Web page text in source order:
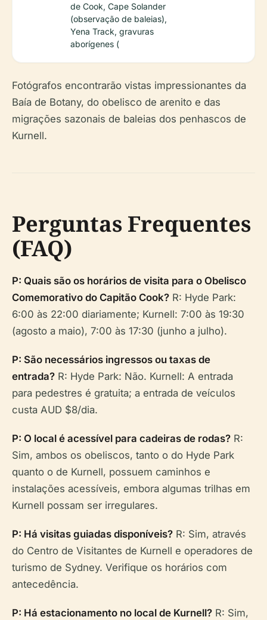
de Cook, Cape Solander
(observação de baleias),
Yena Track, gravuras
aborígenes (
Fotógrafos encontrarão vistas impressionantes da
Baía de Botany, do obelisco de arenito e das
migrações sazonais de baleias dos penhascos de
Kurnell.
Perguntas Frequentes
(FAQ)
P: Quais são os horários de visita para o Obelisco
Comemorativo do Capitão Cook? R: Hyde Park:
6:00 às 22:00 diariamente; Kurnell: 7:00 às 19:30
(agosto a maio), 7:00 às 17:30 (junho a julho).
P: São necessários ingressos ou taxas de
entrada? R: Hyde Park: Não. Kurnell: A entrada
para pedestres é gratuita; a entrada de veículos
custa AUD $8/dia.
P: O local é acessível para cadeiras de rodas? R:
Sim, ambos os obeliscos, tanto o do Hyde Park
quanto o de Kurnell, possuem caminhos e
instalações acessíveis, embora algumas trilhas em
Kurnell possam ser irregulares.
P: Há visitas guiadas disponíveis? R: Sim, através
do Centro de Visitantes de Kurnell e operadores de
turismo de Sydney. Verifique os horários com
antecedência.
P: Há estacionamento no local de Kurnell? R: Sim,